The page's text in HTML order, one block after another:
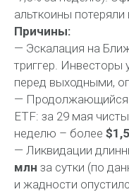
альткоины потеряли
Причины:
— Эскалация на
триггер. Инвесторы
перед выходными,
— Продолжающийся
ETF: за 29 мая
неделю – более
— Ликвидации
млн за сутки (по
и жадности